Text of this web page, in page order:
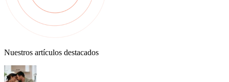
Nuestros artículos destacados